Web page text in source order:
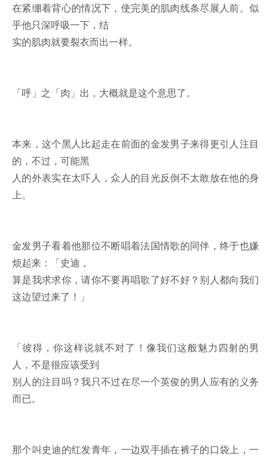
在紧绷着背心的情况下，使完美的肌肉线条尽展人前。似
乎他只深呼吸一下，结
实的肌肉就要裂衣而出一样。
「呼」之「肉」出，大概就是这个意思了。
本来，这个黑人比起走在前面的金发男子来得更引人注目
的，不过，可能黑
人的外表实在太吓人，众人的目光反倒不太敢放在他的身
上。
金发男子看着他那位不断唱着法国情歌的同伴，终于也嫌
烦起来：「史迪，
算是我求求你，请你不要再唱歌了好不好？别人都向我们
这边望过来了！」
「彼得，你这样说就不对了！像我们这般魅力四射的男
人，不是很应该受到
别人的注目吗？我只不过在尽一个英俊的男人应有的义务
而已。
那个叫史迪的红发青年，一边双手插在裤子的口袋上，一